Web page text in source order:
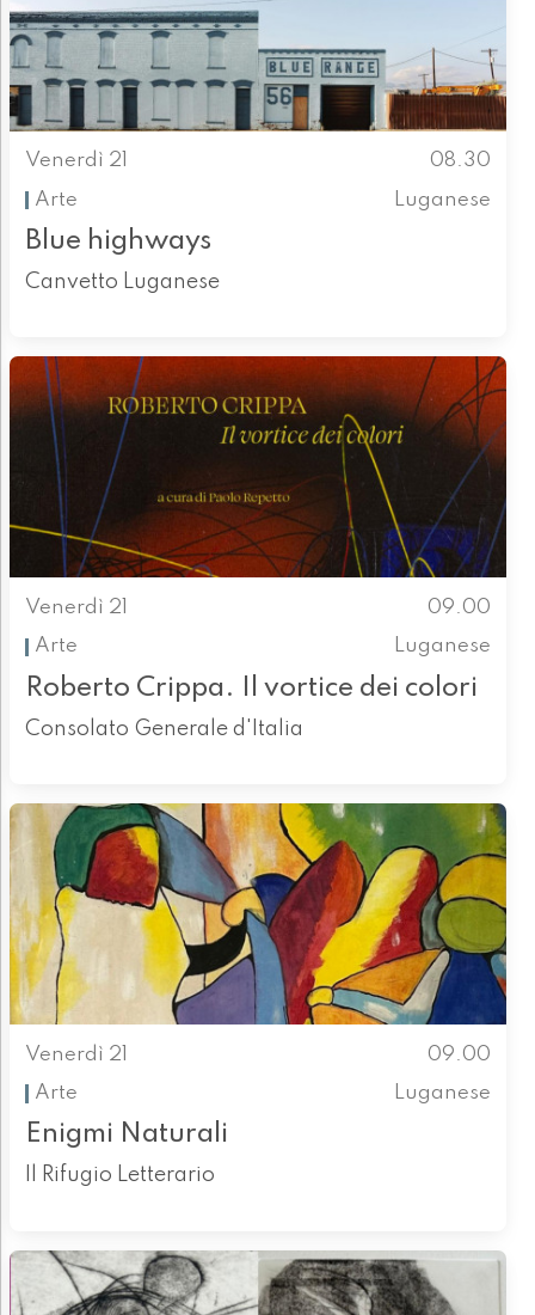
Venerdì 21
08.30
Arte
Luganese
Blue highways
Canvetto Luganese
Venerdì 21
09.00
Arte
Luganese
Roberto Crippa. Il vortice dei colori
Consolato Generale d'Italia
Venerdì 21
09.00
Arte
Luganese
Enigmi Naturali
Il Rifugio Letterario